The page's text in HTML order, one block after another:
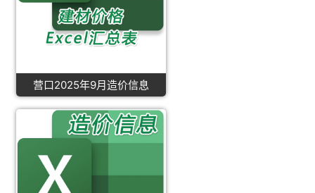
营口2025年9月造价信息